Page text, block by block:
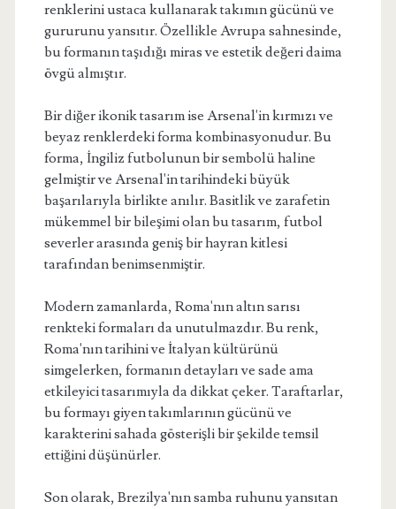
renklerini ustaca kullanarak takımın gücünü ve
gururunu yansıtır. Özellikle Avrupa sahnesinde,
bu formanın taşıdığı miras ve estetik değeri daima
övgü almıştır.
Bir diğer ikonik tasarım ise Arsenal'in kırmızı ve
beyaz renklerdeki forma kombinasyonudur. Bu
forma, İngiliz futbolunun bir sembolü haline
gelmiştir ve Arsenal'in tarihindeki büyük
başarılarıyla birlikte anılır. Basitlik ve zarafetin
mükemmel bir bileşimi olan bu tasarım, futbol
severler arasında geniş bir hayran kitlesi
tarafından benimsenmiştir.
Modern zamanlarda, Roma'nın altın sarısı
renkteki formaları da unutulmazdır. Bu renk,
Roma'nın tarihini ve İtalyan kültürünü
simgelerken, formanın detayları ve sade ama
etkileyici tasarımıyla da dikkat çeker. Taraftarlar,
bu formayı giyen takımlarının gücünü ve
karakterini sahada gösterişli bir şekilde temsil
ettiğini düşünürler.
Son olarak, Brezilya'nın samba ruhunu yansıtan